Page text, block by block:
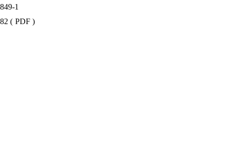
1
( PDF )